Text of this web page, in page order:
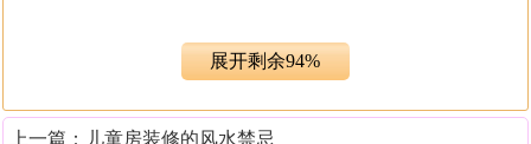
客厅的主色并非风水布置的主要因素。最重要的是格局和
宅的方位选择正确的颜色，可有风水加分的效果。
展开剩余94%
上一篇： 儿童房装修的风水禁忌